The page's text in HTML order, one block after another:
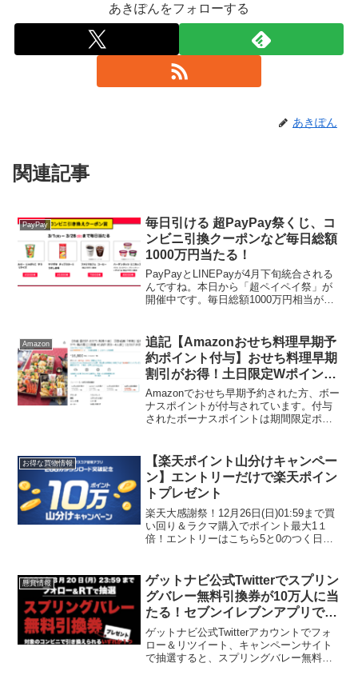
あきぽんをフォローする
あきぽん
関連記事
PayPay
毎日引ける 超PayPay祭くじ、コ
ンビニ引換クーポンなど毎日総額
1000万円当たる！
PayPayとLINEPayが4月下旬統合される
んですね。本日から「超ペイペイ祭」が
開催中です。毎日総額1000万円相当が当
当たるかも！コンビニ引換クーポンは
大...
Amazon
追記【Amazonおせち料理早期予
約ポイント付与】おせち料理早期
割引がお得！土日限定Wポイン
ト！ 16800円→実質4980円
Amazonでおせち早期予約された方、ボー
ナスポイントが付与されています。付与
されたボーナスポイントは期間限定ポイ
い忘れのないように。マイポイントから
確認追記終わり。...
お得な買物情報
【楽天ポイント山分けキャンペー
ン】エントリーだけで楽天ポイン
トプレゼント
楽天大感謝祭！12月26日(日)01:59まで買
い回り＆ラクマ購入でポイント最大1１
倍！エントリーはこちら5と0のつく日は
ポイント山分けキャンペーンいくつか紹
介...
懸賞情報
ゲットナビ公式Twitterでスプリン
グバレー無料引換券が10万人に当
たる！セブンイレブンアプリでお
酒が当たる
ゲットナビ公式Twitterアカウントでフォ
ロー＆リツイート、キャンペーンサイト
で抽選すると、スプリングバレー無料引